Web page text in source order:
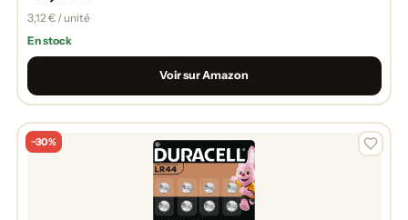
3,12 € / unité
En stock
Voir sur Amazon
−30%